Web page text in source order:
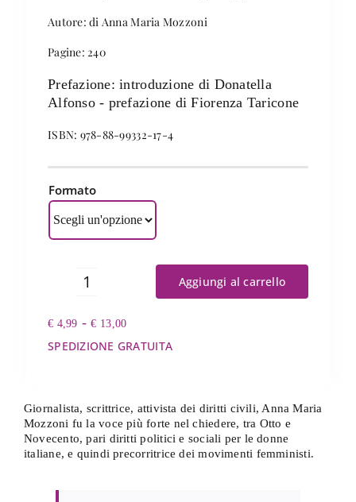
Autore: di Anna Maria Mozzoni
Pagine: 240
Prefazione: introduzione di Donatella
Alfonso - prefazione di Fiorenza Taricone
ISBN: 978-88-99332-17-4
Formato
La
della
donna
Aggiungi al carrello
€ 4,99 - € 13,00Fascia
di
prezzo:
a
€ 13,00
SPEDIZIONE GRATUITA
Giornalista, scrittrice, attivista dei diritti civili, Anna Maria
Mozzoni fu la voce più forte nel chiedere, tra Otto e
Novecento, pari diritti politici e sociali per le donne
italiane, e quindi precorritrice dei movimenti femministi.